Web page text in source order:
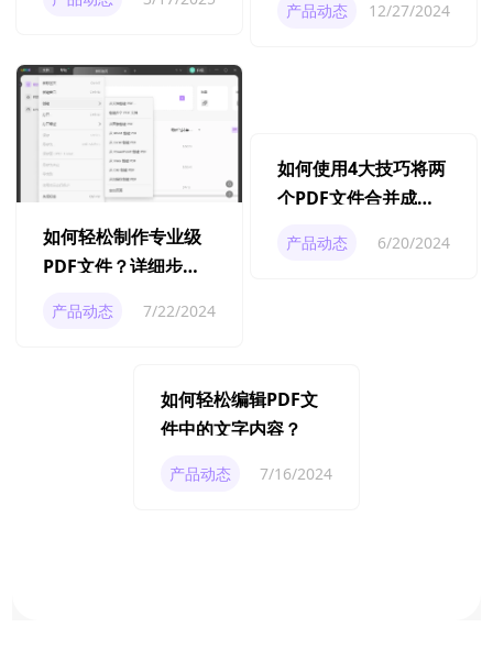
产品动态 12/27/2024
如何轻松制作专业级
PDF文件？详细步骤
全攻略
产品动态 7/22/2024
如何使用4大技巧将两
如何轻松编辑PDF文
件中的文字内容？
产品动态 7/16/2024